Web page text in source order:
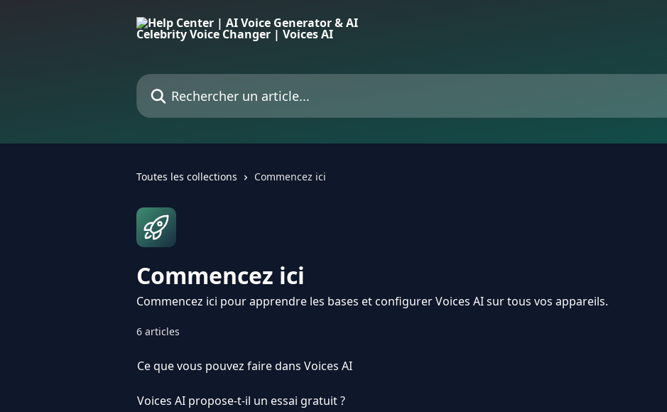
Rechercher un article...
Toutes les collections Commencez ici
Commencez ici
Commencez ici pour apprendre les bases et configurer Voices AI sur tous vos appareils.
6 articles
Ce que vous pouvez faire dans Voices AI
Voices AI propose-t-il un essai gratuit ?